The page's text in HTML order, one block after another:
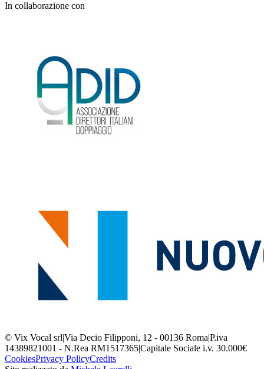
In collaborazione con
© Vix Vocal srl|Via Decio Filipponi, 12 - 00136 Roma|P.iva
14389821001 - N.Rea RM1517365|Capitale Sociale i.v. 30.000€
CookiesPrivacy PolicyCredits